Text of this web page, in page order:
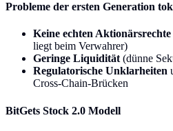
Probleme der ersten Generation
Keine echten Aktionärsrechte
liegt beim Verwahrer)
Geringe Liquidität(dünne
Regulatorische Unklarheiten
Cross-Chain-Brücken
BitGets Stock 2.0 Modell